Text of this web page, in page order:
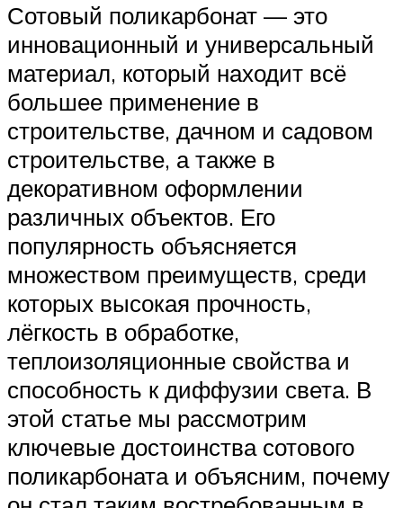
Сотовый поликарбонат — это
инновационный и универсальный
материал, который находит всё
большее применение в
строительстве, дачном и садовом
строительстве, а также в
декоративном оформлении
различных объектов. Его
популярность объясняется
множеством преимуществ, среди
которых высокая прочность,
лёгкость в обработке,
теплоизоляционные свойства и
способность к диффузии света. В
этой статье мы рассмотрим
ключевые достоинства сотового
поликарбоната и объясним, почему